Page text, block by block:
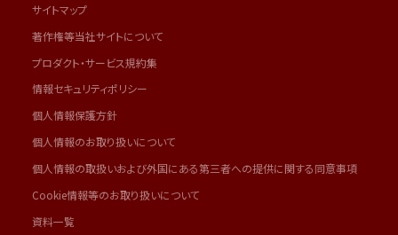
サイトマップ
著作権等当社サイトについて
プロダクト・サービス規約集
情報セキュリティポリシー
個人情報保護方針
個人情報のお取り扱いについて
個人情報の取扱いおよび外国にある第三者への提供に関する同意事項
Cookie情報等のお取り扱いについて
資料一覧